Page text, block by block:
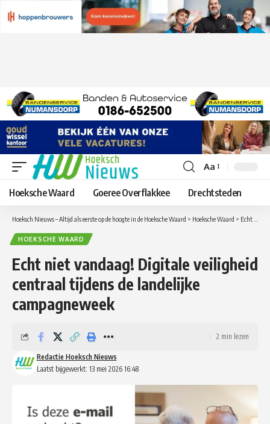
Lettergrootte
aanpassen
Aa
Hoeksche Waard Goeree Overflakkee Drechtsteden
Hoeksch Nieuws – Altijd als eerste op de hoogte in de Hoeksche Waard > Hoeksche Waard > Echt niet vandaag! Digitale veiligheid centraal tijdens de landelijke campagneweek
HOEKSCHE WAARD
Echt niet vandaag! Digitale veiligheid
centraal tijdens de landelijke
campagneweek
Laatst bijgewerkt: 13 mei 2026 16:48
Redactie Hoeksch Nieuws
2 min lezen